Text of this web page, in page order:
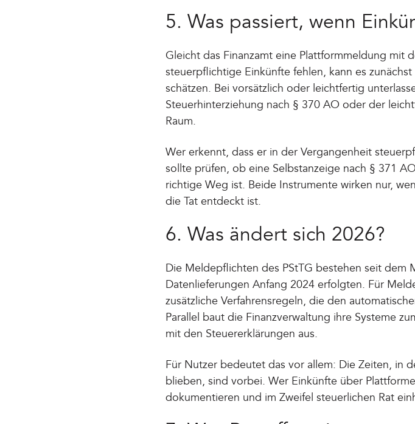
5. Was passiert, wenn
Gleicht das Finanzamt eine Plattformmeldung mit
steuerpflichtige Einkünfte fehlen, kann es
schätzen. Bei vorsätzlich oder leichtfertig
Steuerhinterziehung nach § 370 AO oder der
Raum.
Wer erkennt, dass er in der Vergangenheit
sollte prüfen, ob eine Selbstanzeige nach § 371
richtige Weg ist. Beide Instrumente wirken nur,
die Tat entdeckt ist.
6. Was ändert sich 2026?
Die Meldepflichten des PStTG bestehen seit dem
Datenlieferungen Anfang 2024 erfolgten. Für
zusätzliche Verfahrensregeln, die den
Parallel baut die Finanzverwaltung ihre Systeme
mit den Steuererklärungen aus.
Für Nutzer bedeutet das vor allem: Die Zeiten, in
blieben, sind vorbei. Wer Einkünfte über
dokumentieren und im Zweifel steuerlichen Rat